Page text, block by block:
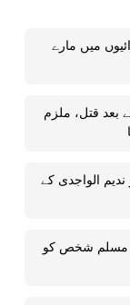
ریاستی کارروائیوں میں مارے
کے بعد قتل، ملزم
الواجدی کے
نے مسلم شخص کو